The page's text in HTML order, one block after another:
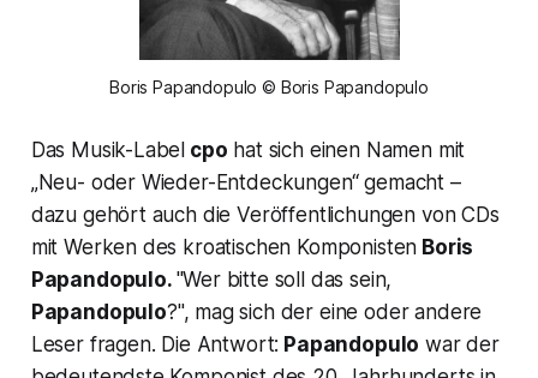
Boris Papandopulo © Boris Papandopulo
Das Musik-Label cpo hat sich einen Namen mit
„Neu- oder Wieder-Entdeckungen“ gemacht –
dazu gehört auch die Veröffentlichungen von CDs
mit Werken des kroatischen Komponisten Boris
Papandopulo. "Wer bitte soll das sein,
Papandopulo?", mag sich der eine oder andere
Leser fragen. Die Antwort: Papandopulo war der